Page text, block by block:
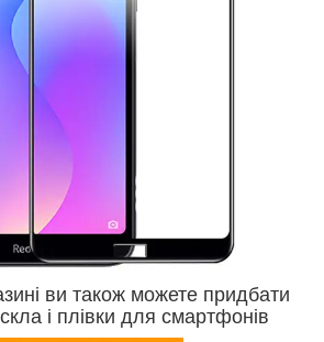
ви також можете придбати
скла і плівки для смартфонів